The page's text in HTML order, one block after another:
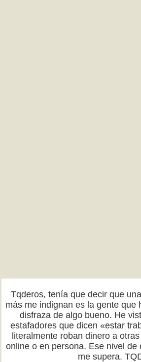
Tqderos, tenía que decir que
más me indignan es la gente que
disfraza de algo bueno. He
estafadores que dicen «estar
literalmente roban dinero a
online o en persona. Ese nivel de
me supera.